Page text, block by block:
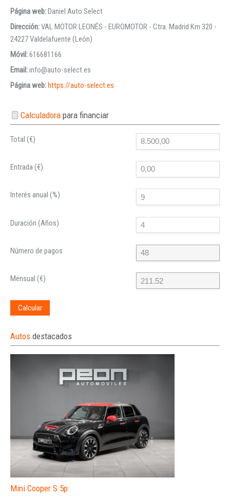
Página web:Daniel Auto Select
Dirección:VAL MOTOR LEONÉS - EUROMOTOR - Ctra. Madrid Km 320 -
24227 Valdelafuente (León)
Móvil:616681166
Email:info@auto-select.es
Página web:https://auto-select.es
Calculadorapara financiar
Total (€)
Entrada (€)
Interés anual (%)
Duración (Años)
Número de pagos
Mensual (€)
Calcular
Autos destacados
Mini Cooper S 5p